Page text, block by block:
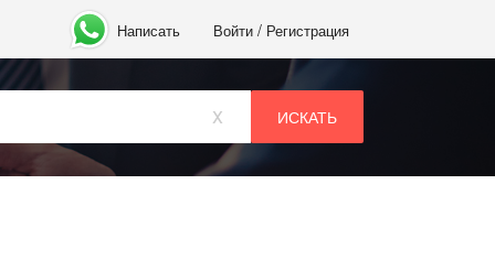
Написать Войти / Регистрация
x